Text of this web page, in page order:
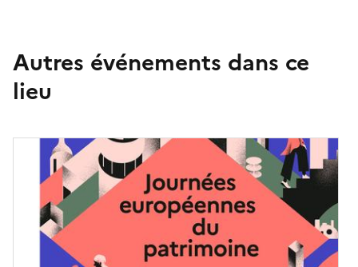
Autres événements dans ce
lieu